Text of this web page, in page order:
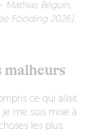
Mathias Béguin,
Fooding 2026).
malheurs
ce qui allait
je me suis mise à
les plus